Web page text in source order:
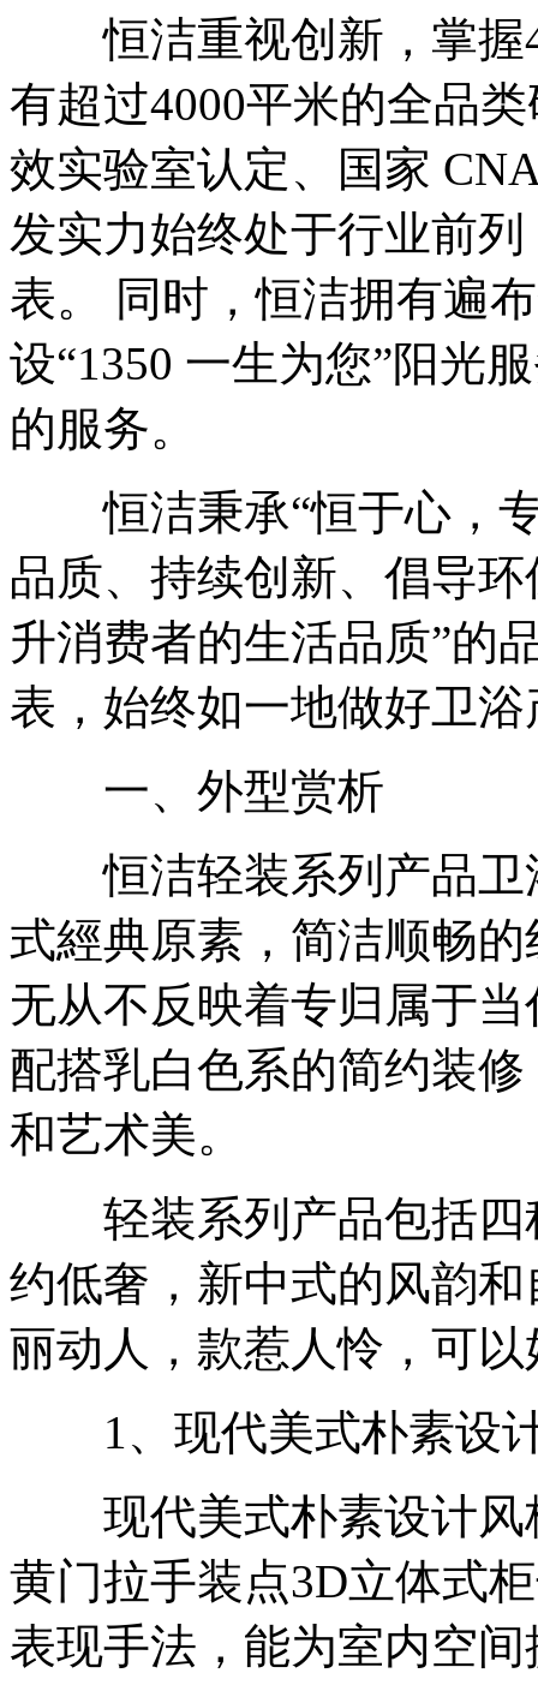
恒洁重视创新，掌握
有超过4000平米的全品
效实验室认定、国家
发实力始终处于行业前
表。 同时，恒洁拥有遍
设“1350 一生为您”阳光
的服务。
恒洁秉承“恒于心，专
品质、持续创新、倡导
升消费者的生活品质”的
表，始终如一地做好卫
一、外型赏析
恒洁轻装系列产品卫
式經典原素，简洁顺畅
无从不反映着专归属于
配搭乳白色系的简约装
和艺术美。
轻装系列产品包括四
约低奢，新中式的风韵
丽动人，款惹人怜，可
1、现代美式朴素设
现代美式朴素设计风
黄门拉手装点3D立体式
表现手法，能为室内空